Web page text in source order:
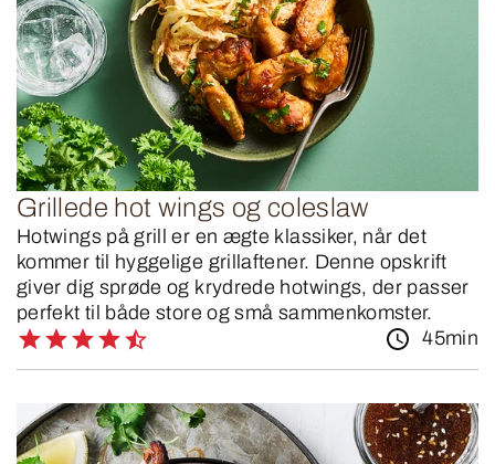
Grillede hot wings og coleslaw
Hotwings på grill er en ægte klassiker, når det
kommer til hyggelige grillaftener. Denne opskrift
giver dig sprøde og krydrede hotwings, der passer
perfekt til både store og små sammenkomster.
45min